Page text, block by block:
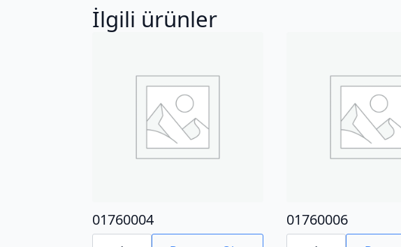
İlgili ürünler
01760004
01760004
01760006
01760006